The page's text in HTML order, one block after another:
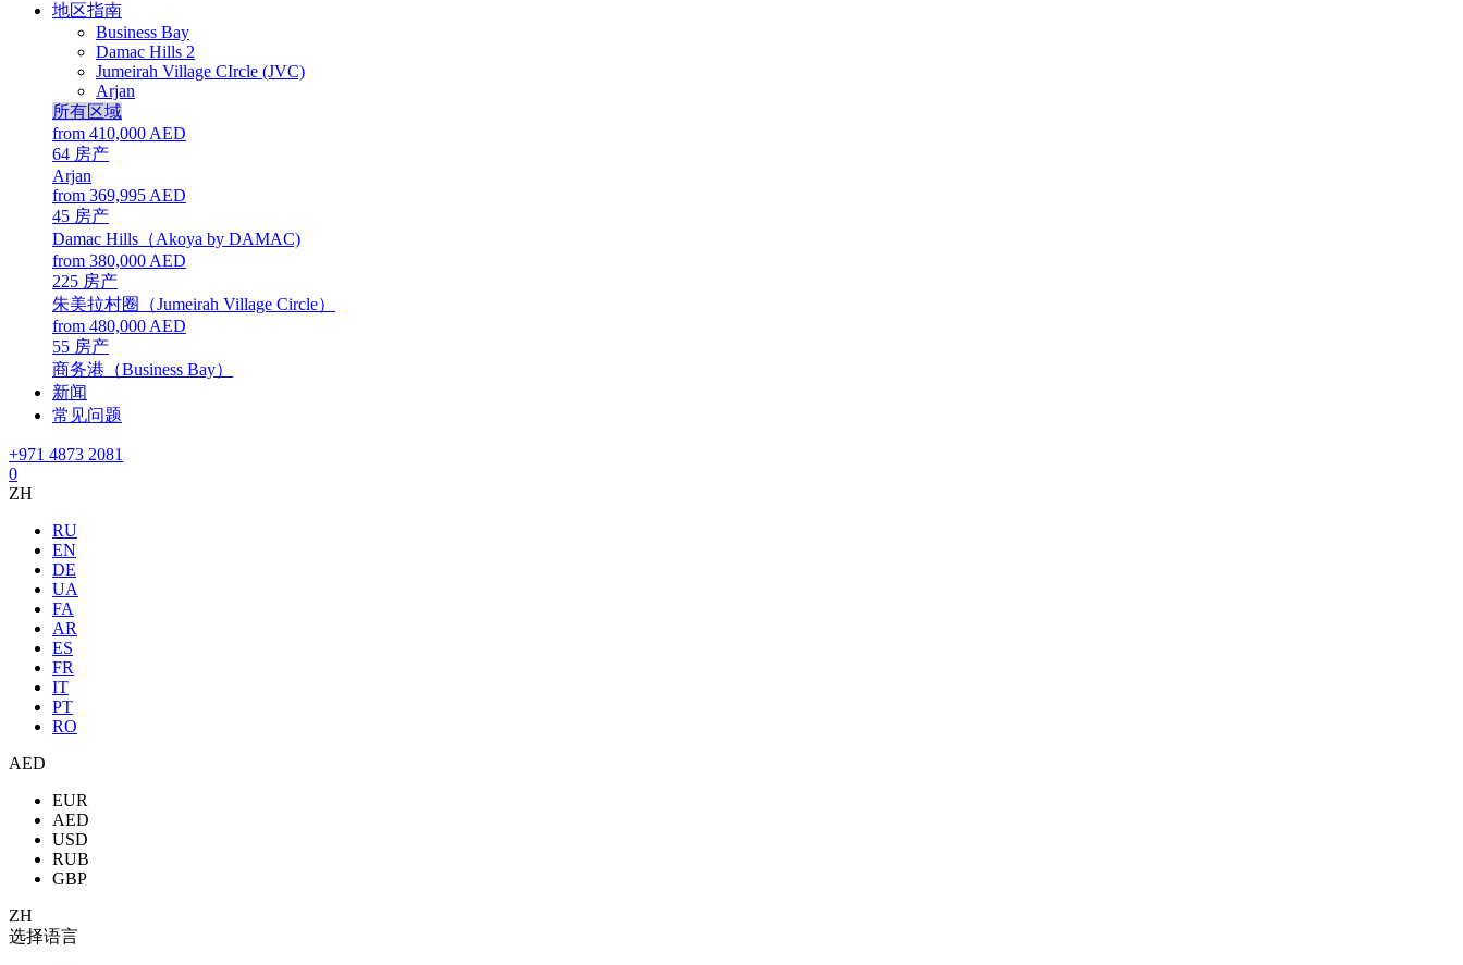
地区指南
Business Bay
Damac Hills 2
Jumeirah Village CIrcle (JVC)
Arjan
所有区域
from 410,000 AED
64 房产
Arjan
from 369,995 AED
45 房产
Damac Hills（Akoya by DAMAC)
from 380,000 AED
225 房产
朱美拉村圈（Jumeirah Village Circle）
from 480,000 AED
55 房产
商务港（Business Bay）
新闻
常见问题
+971 4873 2081
0
ZH
RU
EN
DE
UA
FA
AR
ES
FR
IT
PT
RO
AED
EUR
AED
USD
RUB
GBP
ZH
选择语言